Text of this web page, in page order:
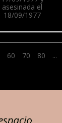
asesinada el
18/09/1977
60 70 80 ...